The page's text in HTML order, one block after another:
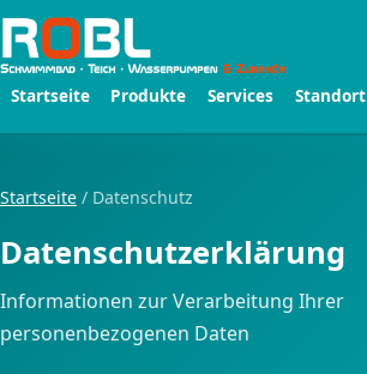
Startseite Produkte Services Standort
Startseite / Datenschutz
Datenschutzerklärung
Informationen zur Verarbeitung Ihrer
personenbezogenen Daten